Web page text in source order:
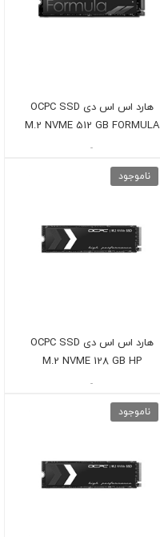
هارد اس اس دی OCPC SSD
M.2 NVME 512 GB FORMULA
-
ناموجود
هارد اس اس دی OCPC SSD
M.2 NVME 128 GB HP
-
ناموجود